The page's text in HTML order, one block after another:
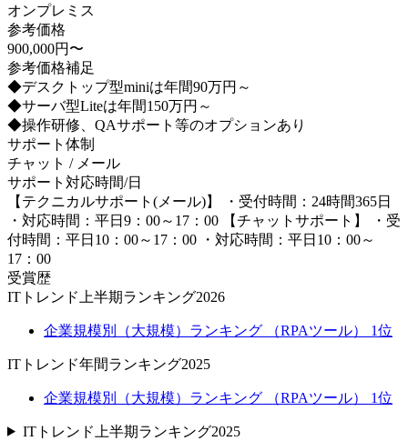
オンプレミス
参考価格
900,000円〜
参考価格補足
◆デスクトップ型miniは年間90万円～
◆サーバ型Liteは年間150万円～
◆操作研修、QAサポート等のオプションあり
サポート体制
チャット / メール
サポート対応時間/日
【テクニカルサポート(メール)】 ・受付時間：24時間365日
・対応時間：平日9：00～17：00 【チャットサポート】 ・受
付時間：平日10：00～17：00 ・対応時間：平日10：00～
17：00
受賞歴
ITトレンド上半期ランキング2026
企業規模別（大規模）ランキング （RPAツール） 1位
ITトレンド年間ランキング2025
企業規模別（大規模）ランキング （RPAツール） 1位
ITトレンド上半期ランキング2025